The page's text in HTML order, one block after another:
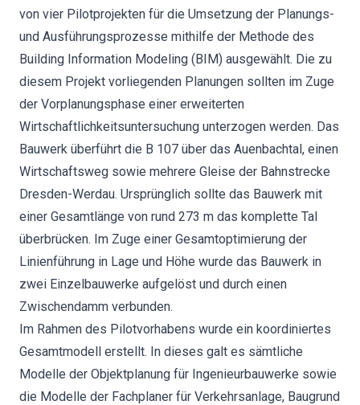
von vier Pilotprojekten für die Umsetzung der Planungs-
und Ausführungsprozesse mithilfe der Methode des
Building Information Modeling (BIM) ausgewählt. Die zu
diesem Projekt vorliegenden Planungen sollten im Zuge
der Vorplanungsphase einer erweiterten
Wirtschaftlichkeitsuntersuchung unterzogen werden. Das
Bauwerk überführt die B 107 über das Auenbachtal, einen
Wirtschaftsweg sowie mehrere Gleise der Bahnstrecke
Dresden-Werdau. Ursprünglich sollte das Bauwerk mit
einer Gesamtlänge von rund 273 m das komplette Tal
überbrücken. Im Zuge einer Gesamtoptimierung der
Linienführung in Lage und Höhe wurde das Bauwerk in
zwei Einzelbauwerke aufgelöst und durch einen
Zwischendamm verbunden.
Im Rahmen des Pilotvorhabens wurde ein koordiniertes
Gesamtmodell erstellt. In dieses galt es sämtliche
Modelle der Objektplanung für Ingenieurbauwerke sowie
die Modelle der Fachplaner für Verkehrsanlage, Baugrund